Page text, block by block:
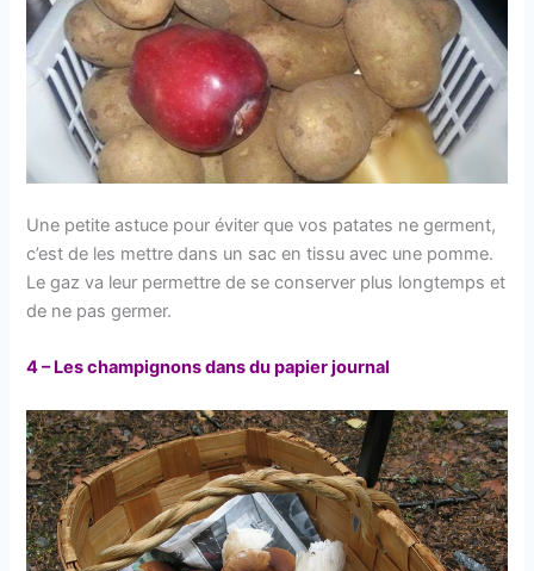
Une petite astuce pour éviter que vos patates ne germent,
c’est de les mettre dans un sac en tissu avec une pomme.
Le gaz va leur permettre de se conserver plus longtemps et
de ne pas germer.
4 – Les champignons dans du papier journal